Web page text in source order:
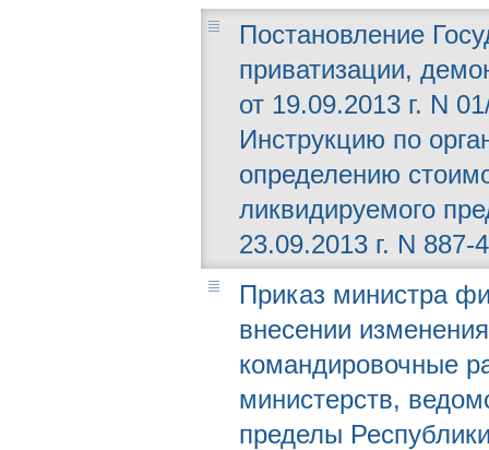
Постановление
приватизации,
от 19.09.2013 г. N
Инструкцию по
определению
ликвидируемого
23.09.2013 г. N 887-
Приказ министра
внесении
командировочные
министерств,
пределы